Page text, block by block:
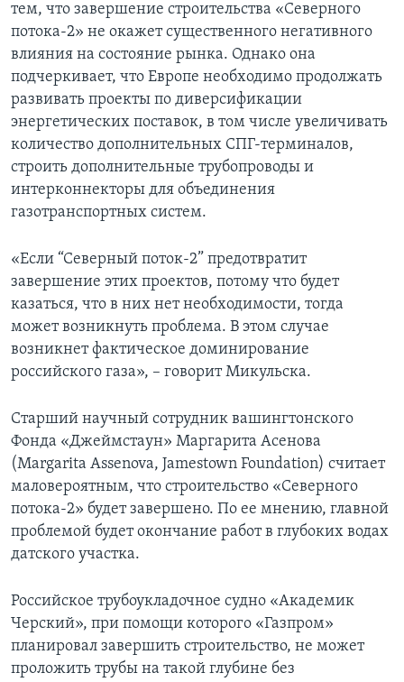
тем, что завершение строительства «Северного
потока-2» не окажет существенного негативного
влияния на состояние рынка. Однако она
подчеркивает, что Европе необходимо продолжать
развивать проекты по диверсификации
энергетических поставок, в том числе увеличивать
количество дополнительных СПГ-терминалов,
строить дополнительные трубопроводы и
интерконнекторы для объединения
газотранспортных систем.
«Если “Северный поток-2” предотвратит
завершение этих проектов, потому что будет
казаться, что в них нет необходимости, тогда
может возникнуть проблема. В этом случае
возникнет фактическое доминирование
российского газа», – говорит Микульска.
Старший научный сотрудник вашингтонского
Фонда «Джеймстаун» Маргарита Асенова
(Margarita Assenova, Jamestown Foundation) считает
маловероятным, что строительство «Северного
потока-2» будет завершено. По ее мнению, главной
проблемой будет окончание работ в глубоких водах
датского участка.
Российское трубоукладочное судно «Академик
Черский», при помощи которого «Газпром»
планировал завершить строительство, не может
проложить трубы на такой глубине без